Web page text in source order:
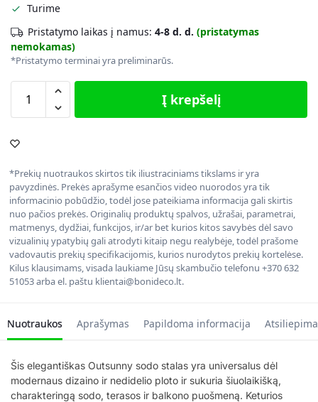
Turime
Pristatymo laikas į namus: 4-8 d. d. (pristatymas
nemokamas)
*Pristatymo terminai yra preliminarūs.
Į krepšelį
*Prekių nuotraukos skirtos tik iliustraciniams tikslams ir yra
pavyzdinės. Prekės aprašyme esančios video nuorodos yra tik
informacinio pobūdžio, todėl jose pateikiama informacija gali skirtis
nuo pačios prekės. Originalių produktų spalvos, užrašai, parametrai,
matmenys, dydžiai, funkcijos, ir/ar bet kurios kitos savybės dėl savo
vizualinių ypatybių gali atrodyti kitaip negu realybėje, todėl prašome
vadovautis prekių specifikacijomis, kurios nurodytos prekių kortelėse.
Kilus klausimams, visada laukiame Jūsų skambučio telefonu +370 632
51053 arba el. paštu klientai@bonideco.lt.
Nuotraukos Aprašymas Papildoma informacija
Šis elegantiškas Outsunny sodo stalas yra universalus dėl
modernaus dizaino ir nedidelio ploto ir sukuria šiuolaikišką,
charakteringą sodo, terasos ir balkono puošmeną. Keturios